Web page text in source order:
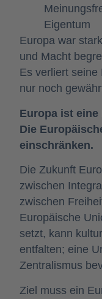
Eigentum
Europa war
und Macht
Es verliert seine
nur noch
Europa ist eine
Die
einschränken.
Die Zukunft
zwischen
zwischen
Europäische
setzt, kann
entfalten; eine
Zentralismus
Ziel muss ein